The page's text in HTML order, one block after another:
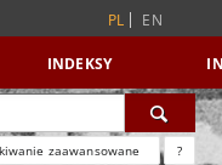
PL EN
INDEKSY
zaawansowane ?